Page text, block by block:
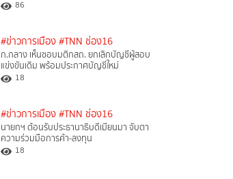
86
#ข่าวการเมือง #TNN ช่อง16
ก.กลาง เห็นชอบมติกสถ. ยกเลิกบัญชีผู้สอบ
แข่งขันเดิม พร้อมประกาศบัญชีใหม่
18
#ข่าวการเมือง #TNN ช่อง16
นายกฯ ต้อนรับประธานาธิบดีเมียนมา จับตา
ความร่วมมือการค้า-ลงทุน
18